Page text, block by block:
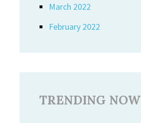
March 2022
February 2022
TRENDING NOW